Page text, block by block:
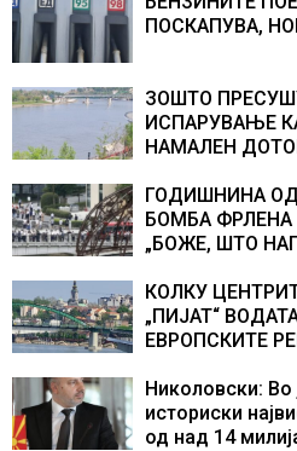
ПОСКАПУВА,
ЗОШТО
ИСПАРУВАЊЕ
НАМАЛЕН
ГОДИШНИНА
БОМБА
„БОЖЕ, ШТО
учесниците во
доживуваа
текот на
КОЛКУ
„ПИЈАТ“
ЕВРОПСКИТЕ
центри за
Николовски: Во
историски
од над 14